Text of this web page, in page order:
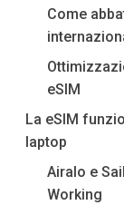
Come
eSIM
La eSIM
laptop
Airalo e
Working